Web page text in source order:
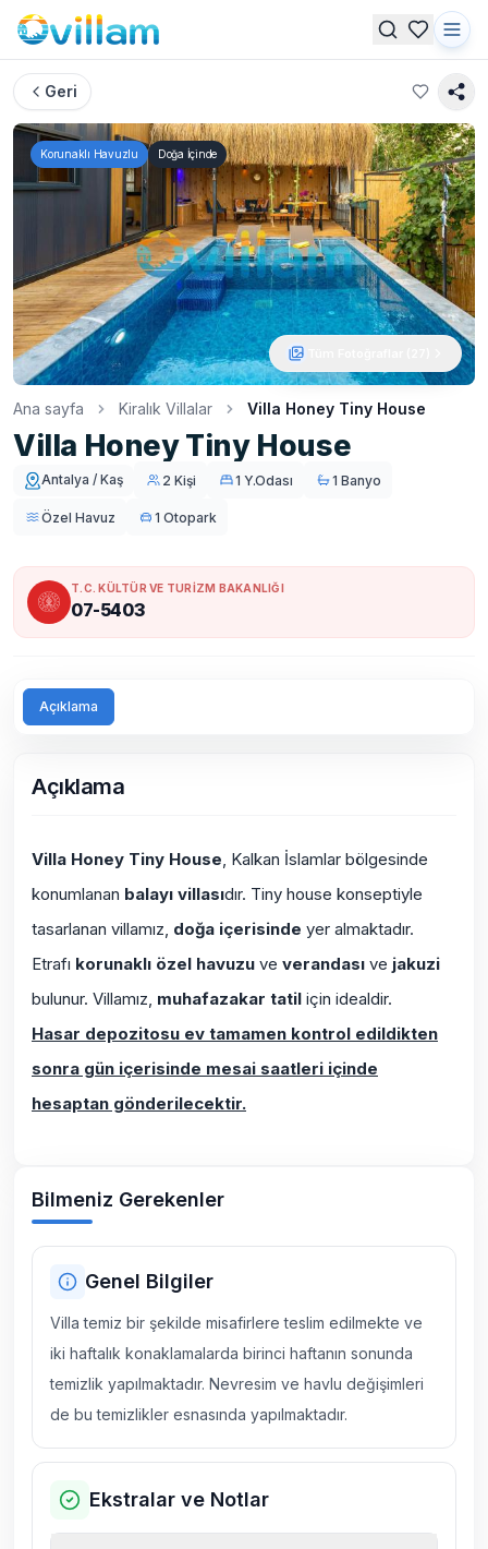
Geri
Korunaklı Havuzlu Doğa İçinde
Ana sayfa Kiralık Villalar Villa Honey Tiny House
Villa Honey Tiny House
Antalya / Kaş 2 Kişi 1 Y.Odası 1 Banyo
Özel Havuz 1 Otopark
T.C. KÜLTÜR VE TURİZM BAKANLIĞI
07-5403
Açıklama
Açıklama
Villa Honey Tiny House, Kalkan İslamlar bölgesinde
konumlanan balayı villasıdır. Tiny house konseptiyle
tasarlanan villamız, doğa içerisinde yer almaktadır.
Etrafı korunaklı özel havuzu ve verandası ve jakuzi
bulunur. Villamız, muhafazakar tatil için idealdir.
Hasar depozitosu ev tamamen kontrol edildikten
sonra gün içerisinde mesai saatleri içinde
hesaptan gönderilecektir.
Bilmeniz Gerekenler
Genel Bilgiler
Villa temiz bir şekilde misafirlere teslim edilmekte ve
iki haftalık konaklamalarda birinci haftanın sonunda
temizlik yapılmaktadır. Nevresim ve havlu değişimleri
de bu temizlikler esnasında yapılmaktadır.
Ekstralar ve Notlar